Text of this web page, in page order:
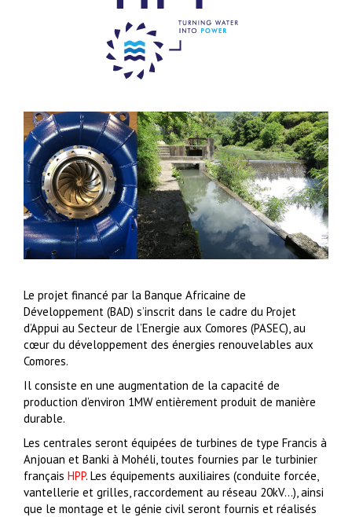
Le projet financé par la Banque Africaine de
Développement (BAD) s’inscrit dans le cadre du Projet
d’Appui au Secteur de l’Energie aux Comores (PASEC), au
cœur du développement des énergies renouvelables aux
Comores.
Il consiste en une augmentation de la capacité de
production d’environ 1MW entièrement produit de manière
durable.
Les centrales seront équipées de turbines de type Francis à
Anjouan et Banki à Mohéli, toutes fournies par le turbinier
français HPP. Les équipements auxiliaires (conduite forcée,
vantellerie et grilles, raccordement au réseau 20kV…), ainsi
que le montage et le génie civil seront fournis et réalisés